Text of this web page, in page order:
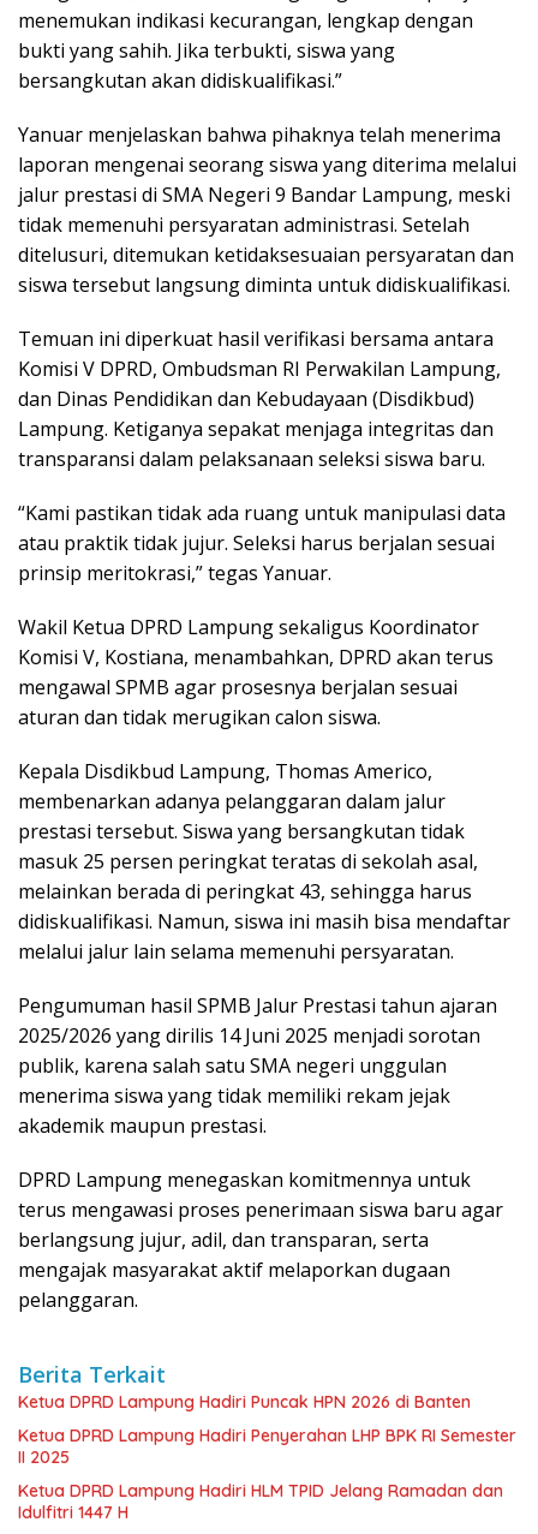
menemukan indikasi kecurangan, lengkap dengan
bukti yang sahih. Jika terbukti, siswa yang
bersangkutan akan didiskualifikasi.”
Yanuar menjelaskan bahwa pihaknya telah menerima
laporan mengenai seorang siswa yang diterima melalui
jalur prestasi di SMA Negeri 9 Bandar Lampung, meski
tidak memenuhi persyaratan administrasi. Setelah
ditelusuri, ditemukan ketidaksesuaian persyaratan dan
siswa tersebut langsung diminta untuk didiskualifikasi.
Temuan ini diperkuat hasil verifikasi bersama antara
Komisi V DPRD, Ombudsman RI Perwakilan Lampung,
dan Dinas Pendidikan dan Kebudayaan (Disdikbud)
Lampung. Ketiganya sepakat menjaga integritas dan
transparansi dalam pelaksanaan seleksi siswa baru.
“Kami pastikan tidak ada ruang untuk manipulasi data
atau praktik tidak jujur. Seleksi harus berjalan sesuai
prinsip meritokrasi,” tegas Yanuar.
Wakil Ketua DPRD Lampung sekaligus Koordinator
Komisi V, Kostiana, menambahkan, DPRD akan terus
mengawal SPMB agar prosesnya berjalan sesuai
aturan dan tidak merugikan calon siswa.
Kepala Disdikbud Lampung, Thomas Americo,
membenarkan adanya pelanggaran dalam jalur
prestasi tersebut. Siswa yang bersangkutan tidak
masuk 25 persen peringkat teratas di sekolah asal,
melainkan berada di peringkat 43, sehingga harus
didiskualifikasi. Namun, siswa ini masih bisa mendaftar
melalui jalur lain selama memenuhi persyaratan.
Pengumuman hasil SPMB Jalur Prestasi tahun ajaran
2025/2026 yang dirilis 14 Juni 2025 menjadi sorotan
publik, karena salah satu SMA negeri unggulan
menerima siswa yang tidak memiliki rekam jejak
akademik maupun prestasi.
DPRD Lampung menegaskan komitmennya untuk
terus mengawasi proses penerimaan siswa baru agar
berlangsung jujur, adil, dan transparan, serta
mengajak masyarakat aktif melaporkan dugaan
pelanggaran.
Berita Terkait
Ketua DPRD Lampung Hadiri Puncak HPN 2026 di Banten
Ketua DPRD Lampung Hadiri Penyerahan LHP BPK RI Semester
II 2025
Ketua DPRD Lampung Hadiri HLM TPID Jelang Ramadan dan
Idulfitri 1447 H